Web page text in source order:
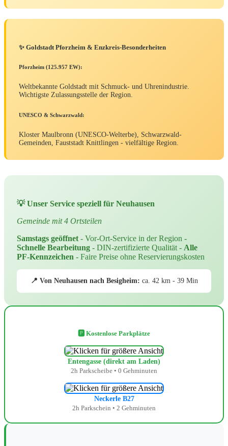
✨ Goldstadt Pforzheim & Enzkreis-Besonderheiten
Pforzheim (125.957 EW):
Weltbekannte Goldstadt mit Schmuck- und Uhrenindustrie.
Wichtigste Zulassungsstelle der Region.
UNESCO & Schwarzwald:
Kloster Maulbronn (UNESCO-Welterbe), Schwarzwald-
Gemeinden, Fauststadt Knittlingen - vielfältige Region.
💡 Unser Service speziell für Neuhausen
Gemeinde mit 4 Ortsteilen
Samstags geöffnet - Vor-Ort-Service in der Region -
Schnelle Bearbeitung - DIN-zertifizierte Qualität - Alle
PF-Kennzeichen - Faire Preise ohne Reservierungskosten
📍 Von Neuhausen nach Besigheim: ca. 42 km - 39 Min
🅿️ Kostenlose Parkplätze
Entengasse (direkt am Laden)
2h Parkscheibe • 0 Gehminuten
Neckerle B27
2h Parkschein • 2 Gehminuten